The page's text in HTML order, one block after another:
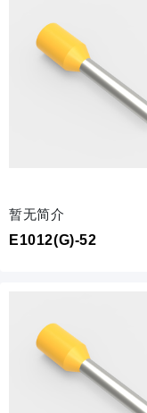
暂无简介
E1012(G)-52